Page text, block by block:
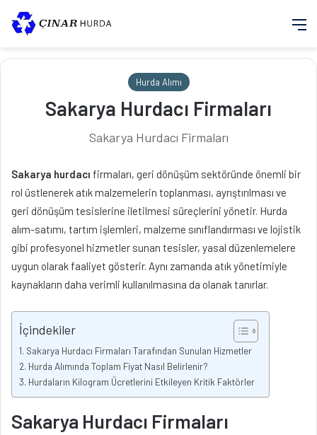
Hurda Alımı
Sakarya Hurdacı Firmaları
Sakarya Hurdacı Firmaları
Sakarya hurdacı firmaları, geri dönüşüm sektöründe önemli bir
rol üstlenerek atık malzemelerin toplanması, ayrıştırılması ve
geri dönüşüm tesislerine iletilmesi süreçlerini yönetir. Hurda
alım-satımı, tartım işlemleri, malzeme sınıflandırması ve lojistik
gibi profesyonel hizmetler sunan tesisler, yasal düzenlemelere
uygun olarak faaliyet gösterir. Aynı zamanda atık yönetimiyle
kaynakların daha verimli kullanılmasına da olanak tanırlar.
İçindekiler
Sakarya Hurdacı Firmaları Tarafından Sunulan Hizmetler
Hurda Alımında Toplam Fiyat Nasıl Belirlenir?
Hurdaların Kilogram Ücretlerini Etkileyen Kritik Faktörler
Sakarya Hurdacı Firmaları